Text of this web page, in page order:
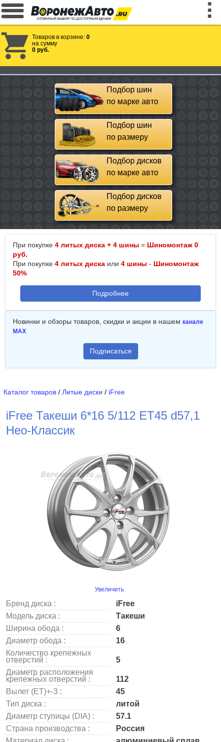
Товаров в корзине: 0
на сумму
0 руб.
Подбор шин
по марке авто
Подбор шин
по размеру
Подбор дисков
по марке авто
Подбор дисков
по размеру
При покупке 4 литых диска + 4 шины = Шиномонтаж 0
руб.
При покупке 4 литых диска или 4 шины - Шиномонтаж
50%
Подробнее
Новинки и обзоры товаров, скидки и акции в нашем канале
MAX
Подписаться
Каталог товаров / Литые диски / iFree
iFree Такеши 6*16 5/112 ET45 d57,1
Нео-Классик
Увеличить
Бренд диска :
iFree
Модель диска :
Такеши
Ширина обода :
6
Диаметр обода :
16
Количество крепежных
отверстий :
5
Диаметр расположения
крепежных отверстий :
112
Вылет (ET)+-3 :
45
Тип диска :
литой
Диаметр ступицы (DIA) :
57.1
Страна производства :
Россия